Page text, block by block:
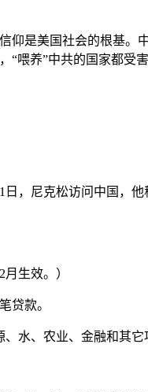
仰是美国社会的根基。
“喂养”中共的国家都受
，尼克松访问中国，
生效。）
贷款。
水、农业、金融和其它